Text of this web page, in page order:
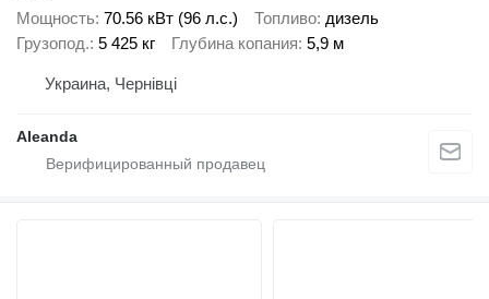
Мощность 70.56 кВт (96 л.с.) Топливо дизель
Грузопод. 5 425 кг Глубина копания 5,9 м
Украина, Чернівці
Aleanda